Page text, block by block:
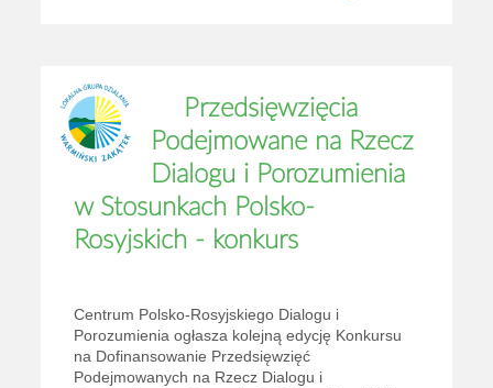
Przedsięwzięcia
Podejmowane na Rzecz
Dialogu i Porozumienia
w Stosunkach Polsko-
Rosyjskich - konkurs
Centrum Polsko-Rosyjskiego Dialogu i
Porozumienia ogłasza kolejną edycję Konkursu
na Dofinansowanie Przedsięwzięć
Podejmowanych na Rzecz Dialogu i